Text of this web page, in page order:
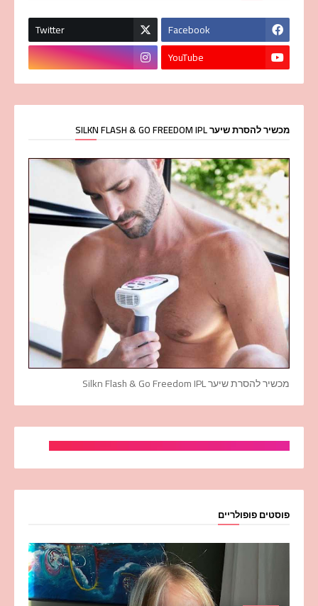
Facebook
Twitter
YouTube
מכשיר להסרת שיער SILKN FLASH & GO FREEDOM IPL
מכשיר להסרת שיער Silkn Flash & Go Freedom IPL
פוסטים פופולריים